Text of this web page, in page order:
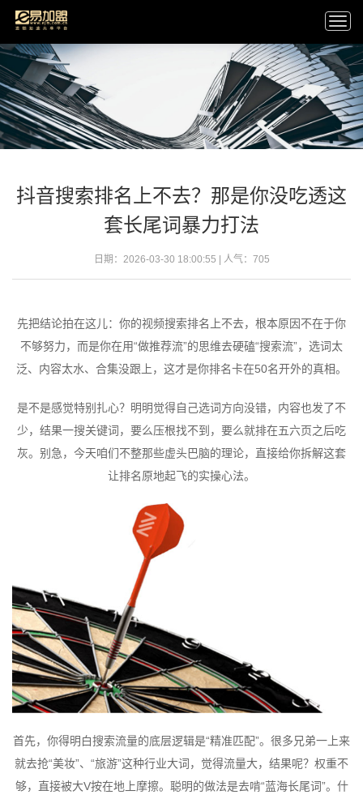
抖音搜索排名上不去？那是你没吃透这
套长尾词暴力打法
日期：2026-03-30 18:00:55 | 人气： 705
先把结论拍在这儿：你的视频搜索排名上不去，根本原因不在于你
不够努力，而是你在用“做推荐流”的思维去硬磕“搜索流”，选词太
泛、内容太水、合集没跟上，这才是你排名卡在50名开外的真相。
是不是感觉特别扎心？明明觉得自己选词方向没错，内容也发了不
少，结果一搜关键词，要么压根找不到，要么就排在五六页之后吃
灰。别急，今天咱们不整那些虚头巴脑的理论，直接给你拆解这套
让排名原地起飞的实操心法。
首先，你得明白搜索流量的底层逻辑是“精准匹配”。很多兄弟一上来
就去抢“美妆”、“旅游”这种行业大词，觉得流量大，结果呢？权重不
够，直接被大V按在地上摩擦。聪明的做法是去啃“蓝海长尾词”。什